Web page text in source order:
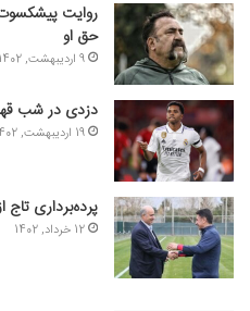
روایت
حق او
9 اردیبهشت, 1402
دزدی در شب
19 اردیبهشت, 1402
پرده‌برداری تاج از هزینه ۴۱۱
12 خرداد, 1402